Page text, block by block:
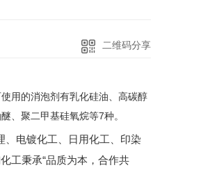
二维码分享
用的消泡剂有乳化硅油、高碳醇
、聚二甲基硅氧烷等7种。
电镀化工、日用化工、印染
工秉承“品质为本，合作共